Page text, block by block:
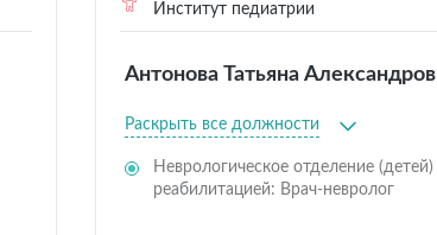
Институт педиатрии
Антонова Татьяна
Раскрыть все должности
Неврологическое отделение
реабилитацией: Врач-невролог